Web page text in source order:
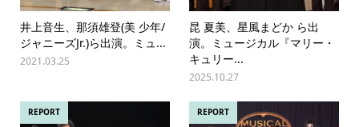
井上音生、那須雄登(美 少年/
ジャニーズJr.)ら出演。ミュ...
2021.03.25
昆 夏美、星風まどか ら出
演。ミュージカル『マリー・
キュリー...
2025.10.27
REPORT REPORT